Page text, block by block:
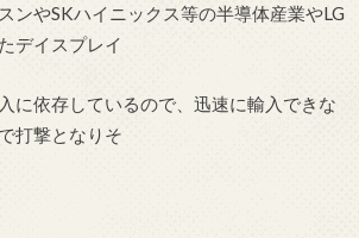
ンやSKハイニックス等の半導体産業やLG
デイスプレイ
に依存しているので、迅速に輸入できな
打撃となりそ